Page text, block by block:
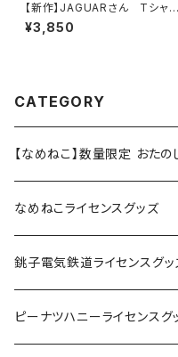
【新作】JAGUARさん Tシャツ
（HELLO JAGUAR）Black
¥3,850
CATEGORY
【なめねこ】数量限定 おた
なめねこライセンスグッズ
Tシャツ
キャップ
銚子電気鉄道ライセンスグッ
ステッカー
ピーナツハニーライセンスグ